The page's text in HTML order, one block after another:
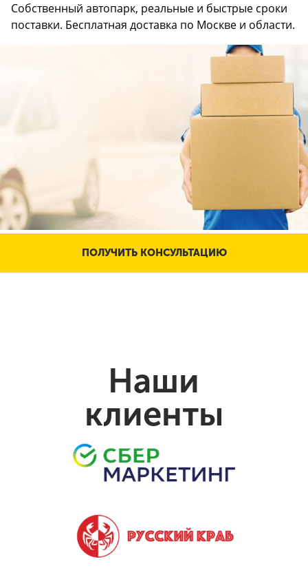
Собственный автопарк, реальные и быстрые сроки
поставки. Бесплатная доставка по Москве и области.
ПОЛУЧИТЬ КОНСУЛЬТАЦИЮ
Наши
клиенты